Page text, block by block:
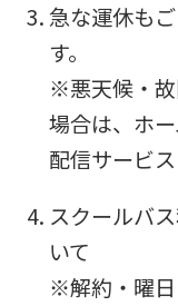
急な運休も
す。
※悪天候・
場合は、ホ
配信サービ
スクールバ
いて
※解約・曜